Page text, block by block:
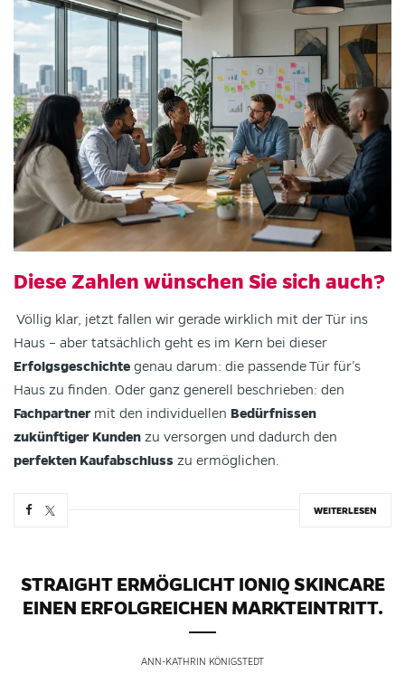
Diese Zahlen wünschen Sie sich auch?
Völlig klar, jetzt fallen wir gerade wirklich mit der Tür ins
Haus – aber tatsächlich geht es im Kern bei dieser
Erfolgsgeschichte genau darum: die passende Tür für’s
Haus zu finden. Oder ganz generell beschrieben: den
Fachpartner mit den individuellen Bedürfnissen
zukünftiger Kunden zu versorgen und dadurch den
perfekten Kaufabschluss zu ermöglichen.
WEITERLESEN
STRAIGHT ERMÖGLICHT IONIQ SKINCARE
EINEN ERFOLGREICHEN MARKTEINTRITT.
ANN-KATHRIN KÖNIGSTEDT